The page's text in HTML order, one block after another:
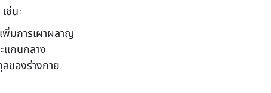
ช่น:
มการเผาผลาญ
แกนกลาง
ของร่างกาย